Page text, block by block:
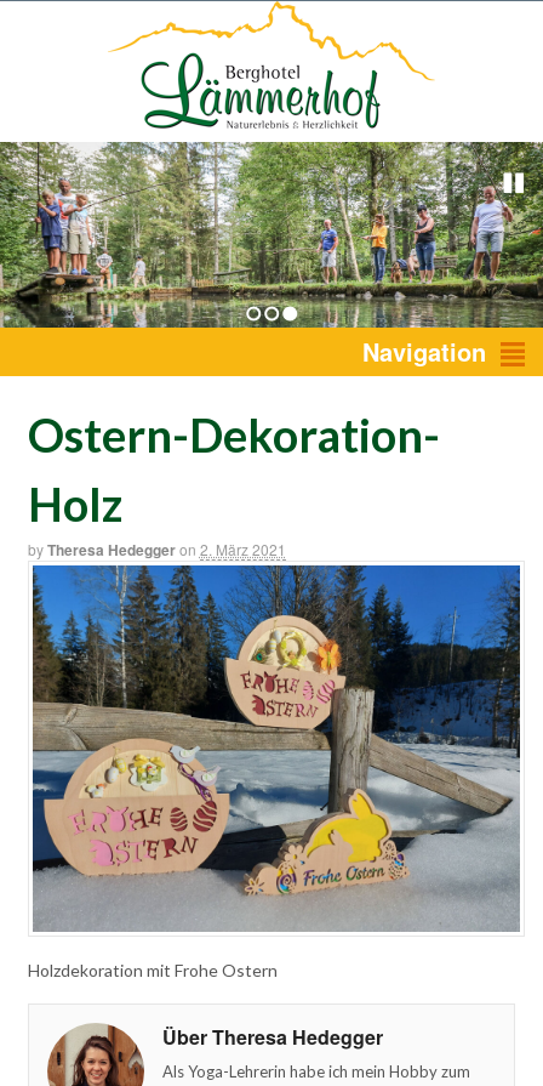
1 2 3 Navigation
Ostern-Dekoration-
Holz
byTheresa Hedeggeron 2. März 2021
Holzdekoration mit Frohe Ostern
Über Theresa Hedegger
Als Yoga-Lehrerin habe ich mein Hobby zum